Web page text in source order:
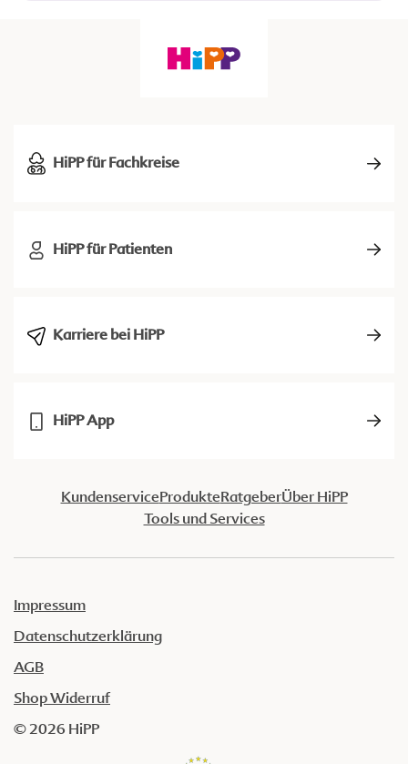
HiPP für Fachkreise
HiPP für Patienten
Karriere bei HiPP
HiPP App
KundenserviceProdukteRatgeberÜber HiPP
Tools und Services
Impressum
Datenschutzerklärung
AGB
Shop Widerruf
© 2026 HiPP